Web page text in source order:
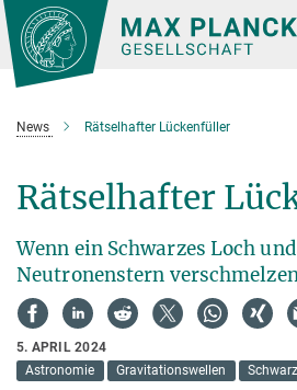
Hauptinhalt
News Rätselhafter Lückenfüller
Rätselhafter
Wenn ein Schwarzes Loch
Neutronenstern
5. APRIL 2024
Astronomie
Gravitationswellen